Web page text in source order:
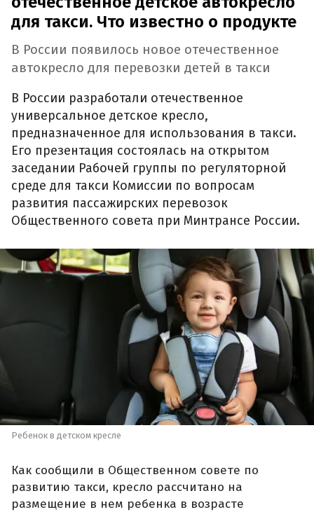
для такси. Что известно о продукте
В России появилось новое отечественное
автокресло для перевозки детей в такси
В России разработали отечественное
универсальное детское кресло,
предназначенное для использования в такси.
Его презентация состоялась на открытом
заседании Рабочей группы по регуляторной
среде для такси Комиссии по вопросам
развития пассажирских перевозок
Общественного совета при Минтрансе России.
Ребенок в детском кресле
Как сообщили в Общественном совете по
развитию такси, кресло рассчитано на
размещение в нем ребенка в возрасте